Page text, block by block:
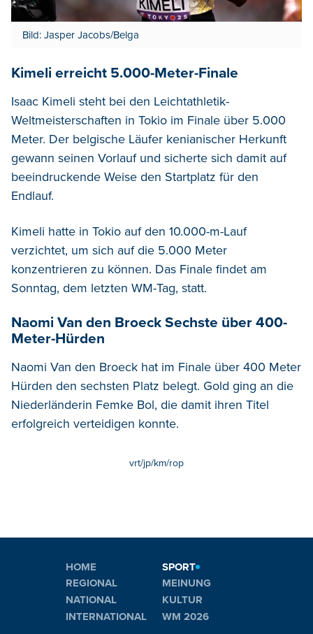
Bild: Jasper Jacobs/Belga
Kimeli erreicht 5.000-Meter-Finale
Isaac Kimeli steht bei den Leichtathletik-
Weltmeisterschaften in Tokio im Finale über 5.000
Meter. Der belgische Läufer kenianischer Herkunft
gewann seinen Vorlauf und sicherte sich damit auf
beeindruckende Weise den Startplatz für den
Endlauf.
Kimeli hatte in Tokio auf den 10.000-m-Lauf
verzichtet, um sich auf die 5.000 Meter
konzentrieren zu können. Das Finale findet am
Sonntag, dem letzten WM-Tag, statt.
Naomi Van den Broeck Sechste über 400-
Meter-Hürden
Naomi Van den Broeck hat im Finale über 400 Meter
Hürden den sechsten Platz belegt. Gold ging an die
Niederländerin Femke Bol, die damit ihren Titel
erfolgreich verteidigen konnte.
vrt/jp/km/rop
HOME
REGIONAL
NATIONAL
INTERNATIONAL
SPORT
MEINUNG
KULTUR
WM 2026